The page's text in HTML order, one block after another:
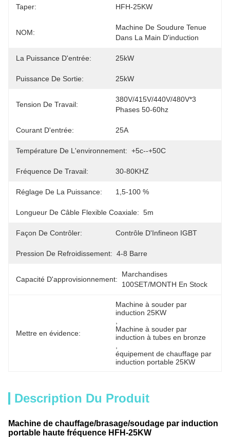
Taper: HFH-25KW
NOM:
Machine De Soudure Tenue
Dans La Main D'induction
La Puissance D'entrée: 25kW
Puissance De Sortie: 25kW
Tension De Travail:
380V/415V/440V/480V*3
Phases 50-60hz
Courant D'entrée: 25A
Température De L'environnement: +5c--+50C
Fréquence De Travail: 30-80KHZ
Réglage De La Puissance: 1,5-100 %
Longueur De Câble Flexible Coaxiale: 5m
Façon De Contrôler: Contrôle D'Infineon IGBT
Pression De Refroidissement: 4-8 Barre
Capacité D'approvisionnement:
Marchandises
100SET/MONTH En Stock
Mettre en évidence:
Machine à souder par
induction 25KW
Machine à souder par
induction à tubes en bronze
équipement de chauffage par
induction portable 25KW
Description Du Produit
Machine de chauffage/brasage/soudage par induction
portable haute fréquence HFH-25KW